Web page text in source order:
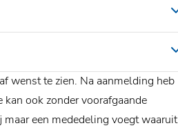
wenst te zien. Na aanmelding heb
ook zonder voorafgaande
een mededeling voegt waaruit